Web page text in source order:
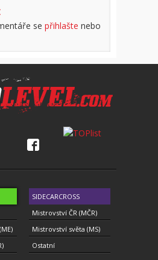
se přihlašte nebo
SIDECARCROSS
Mistrovství ČR (MČR)
Mistrovství světa (MS)
Ostatní